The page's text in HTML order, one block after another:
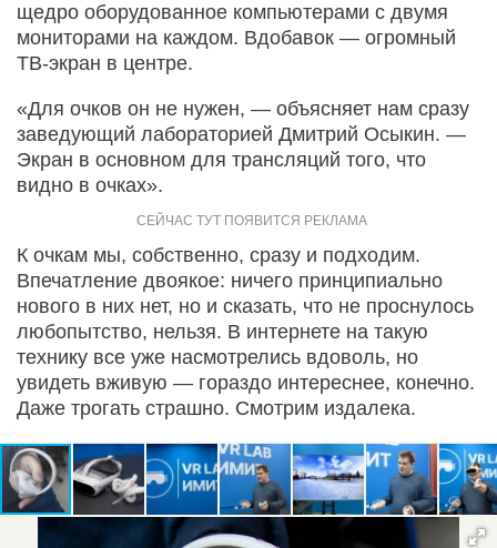
щедро оборудованное компьютерами с двумя
мониторами на каждом. Вдобавок — огромный
ТВ-экран в центре.
«Для очков он не нужен, — объясняет нам сразу
заведующий лабораторией Дмитрий Осыкин. —
Экран в основном для трансляций того, что
видно в очках».
К очкам мы, собственно, сразу и подходим.
Впечатление двоякое: ничего принципиально
нового в них нет, но и сказать, что не проснулось
любопытство, нельзя. В интернете на такую
технику все уже насмотрелись вдоволь, но
увидеть вживую — гораздо интереснее, конечно.
Даже трогать страшно. Смотрим издалека.